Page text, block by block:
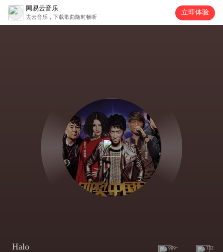
网易云音乐
去云音乐，下载歌曲随时畅听
立即体验
Halo 999+ 732